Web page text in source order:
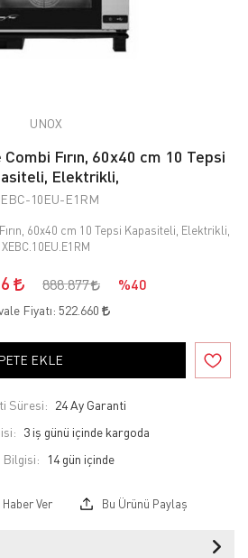
UNOX
Fırın, 60x40 cm 10 Tepsi
Elektrikli,
10EU-E1RM
60x40 cm 10 Tepsi Kapasiteli, Elektrikli,
XEBC.10EU.E1RM
888.877 %40
Fiyatı: 522.660
EKLE
Süresi: 24 Ay Garanti
3 iş günü içinde kargoda
Bilgisi:
Ver Bu Ürünü Paylaş